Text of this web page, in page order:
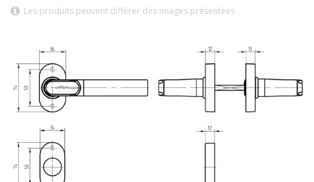
Les produits peuvent différer des images présentées